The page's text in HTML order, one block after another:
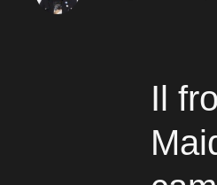
Il